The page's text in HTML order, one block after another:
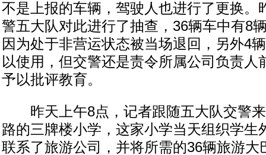
不是上报的车辆，驾驶人也进行了更换。
警五大队对此进行了抽查，36辆车中有8
因为处于非营运状态被当场退回，另外4
以使用，但交警还是责令所属公司负责人
予以批评教育。
昨天上午8点，记者跟随五大队交警来
路的三牌楼小学，这家小学当天组织学生
联系了旅游公司，并将所需的36辆旅游大